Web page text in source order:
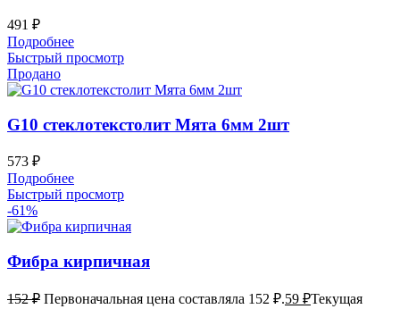
491 ₽
Подробнее
Быстрый просмотр
Продано
G10 стеклотекстолит Мята 6мм 2шт
573 ₽
Подробнее
Быстрый просмотр
-61%
Фибра кирпичная
152₽ Первоначальная цена составляла 152 ₽.59 ₽Текущая